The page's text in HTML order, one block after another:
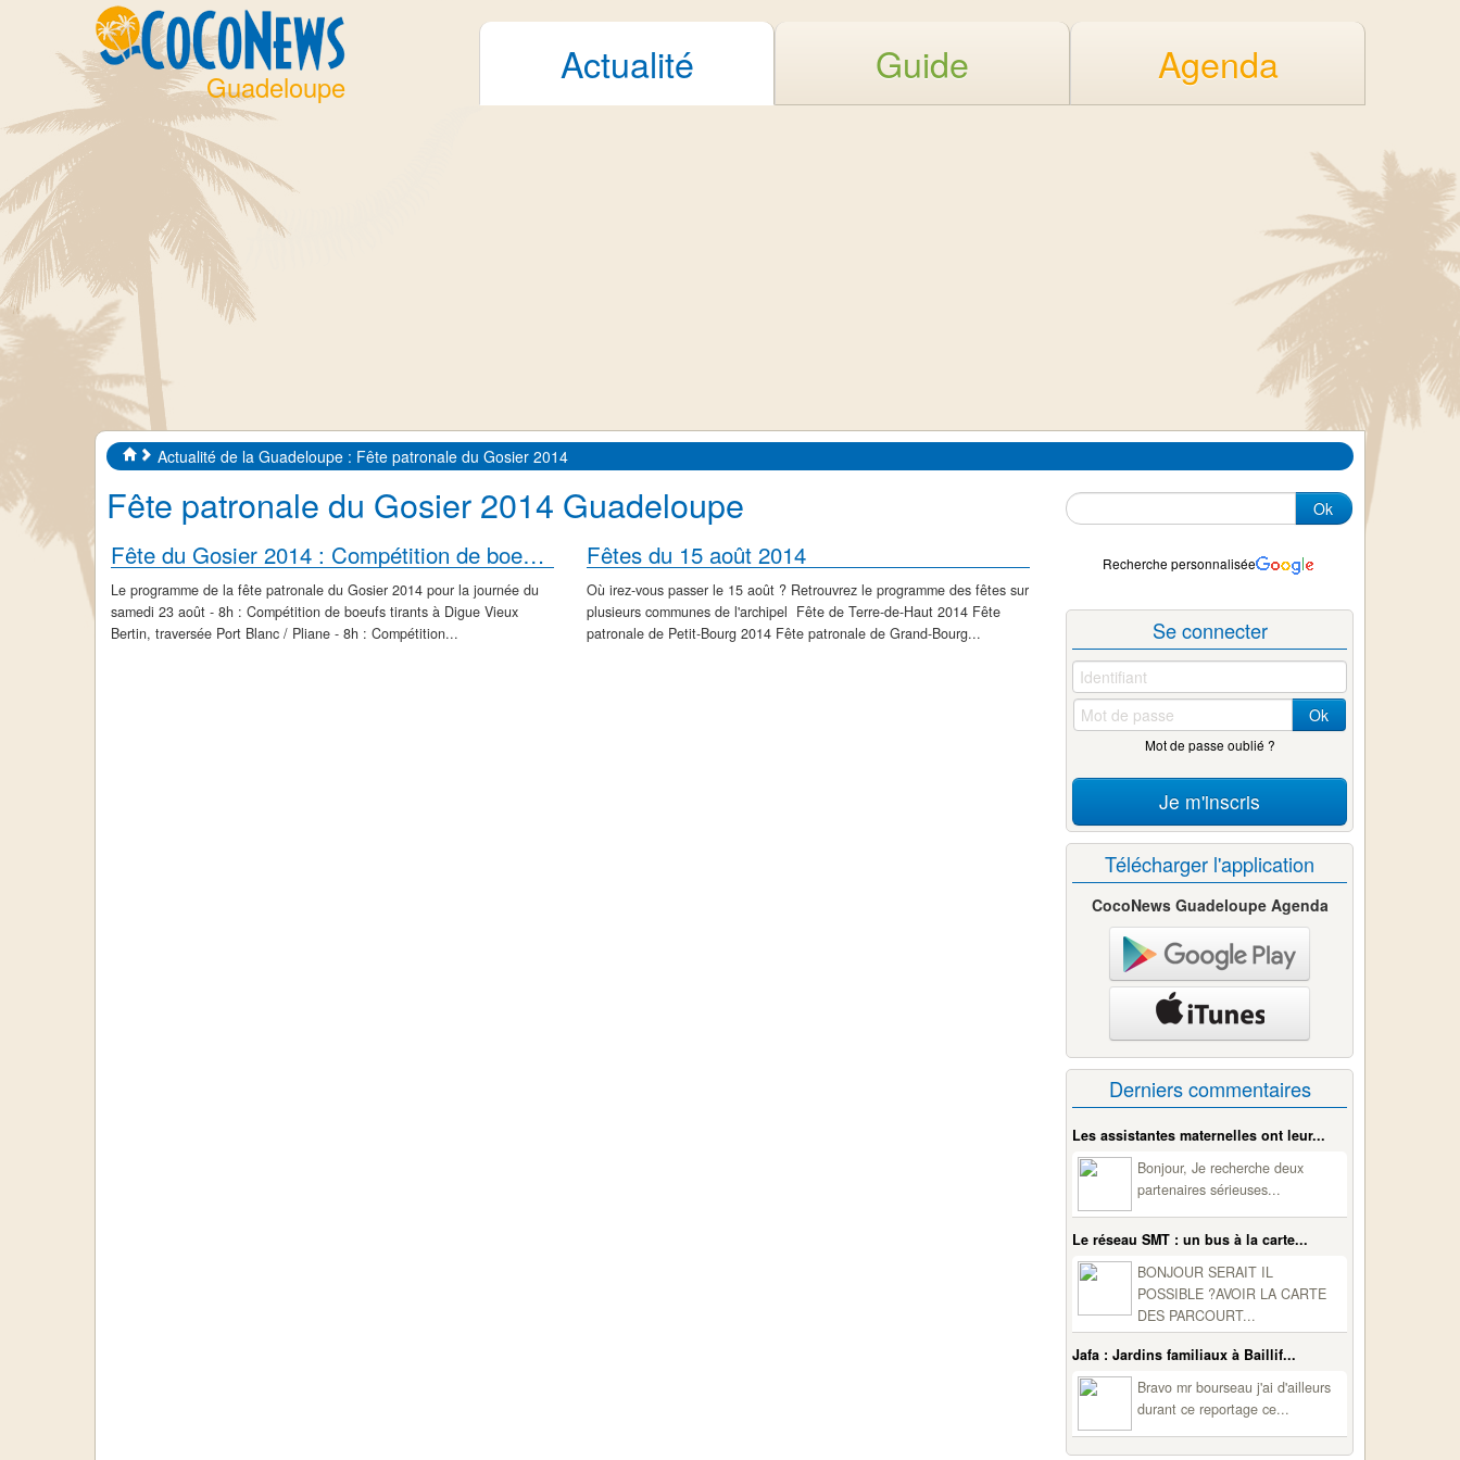
Guadeloupe Actualité Guide Agenda
Actualité de la Guadeloupe : Fête patronale du Gosier 2014
Fête patronale du Gosier 2014 Guadeloupe
Fête du Gosier 2014 : Compétition de boeufs tirants
Le programme de la fête patronale du Gosier 2014 pour la journée du
samedi 23 août - 8h : Compétition de boeufs tirants à Digue Vieux
Bertin, traversée Port Blanc / Pliane - 8h : Compétition...
Fêtes du 15 août 2014
Où irez-vous passer le 15 août ? Retrouvrez le programme des fêtes sur
plusieurs communes de l'archipel Fête de Terre-de-Haut 2014 Fête
patronale de Petit-Bourg 2014 Fête patronale de Grand-Bourg...
Ok
Recherche personnalisée
Se connecter
Ok
Mot de passe oublié ?
Je m'inscris
Télécharger l'application
CocoNews Guadeloupe Agenda
Derniers commentaires
Les assistantes maternelles ont leur...
Bonjour, Je recherche deux
partenaires sérieuses...
Le réseau SMT : un bus à la carte...
BONJOUR SERAIT IL
POSSIBLE ?AVOIR LA CARTE
DES PARCOURT...
Jafa : Jardins familiaux à Baillif...
Bravo mr bourseau j'ai d'ailleurs
durant ce reportage ce...